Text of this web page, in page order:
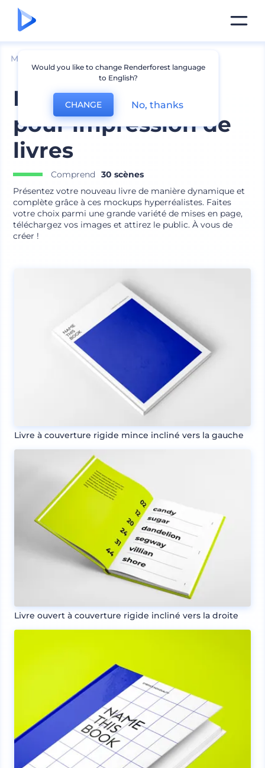
Mockups
Pack minimaliste
pour impression de
livres
Comprend
30 scènes
Présentez votre nouveau livre de manière dynamique et
complète grâce à ces mockups hyperréalistes. Faites
votre choix parmi une grande variété de mises en page,
téléchargez vos images et attirez le public. À vous de
créer !
Livre à couverture rigide mince incliné vers la gauche
Livre ouvert à couverture rigide incliné vers la droite
Would you like to change Renderforest language
to English?
CHANGE No, thanks